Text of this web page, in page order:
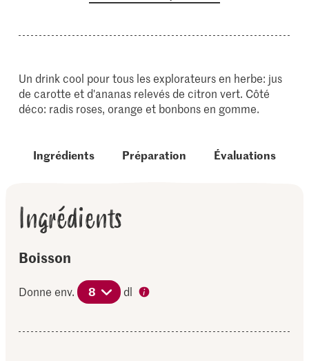
Un drink cool pour tous les explorateurs en herbe: jus
de carotte et d'ananas relevés de citron vert. Côté
déco: radis roses, orange et bonbons en gomme.
Ingrédients Préparation Évaluations
Ingrédients
Boisson
Donne env. 8 dl